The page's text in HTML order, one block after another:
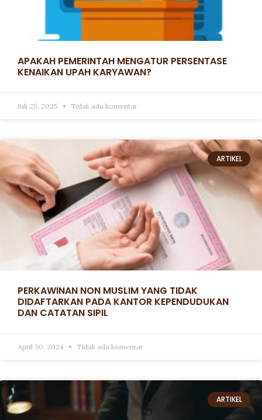
APAKAH PEMERINTAH MENGATUR PERSENTASE
KENAIKAN UPAH KARYAWAN?
Juli 25, 2025 Tidak ada komentar
ARTIKEL
PERKAWINAN NON MUSLIM YANG TIDAK
DIDAFTARKAN PADA KANTOR KEPENDUDUKAN
DAN CATATAN SIPIL
April 30, 2024 Tidak ada komentar
ARTIKEL